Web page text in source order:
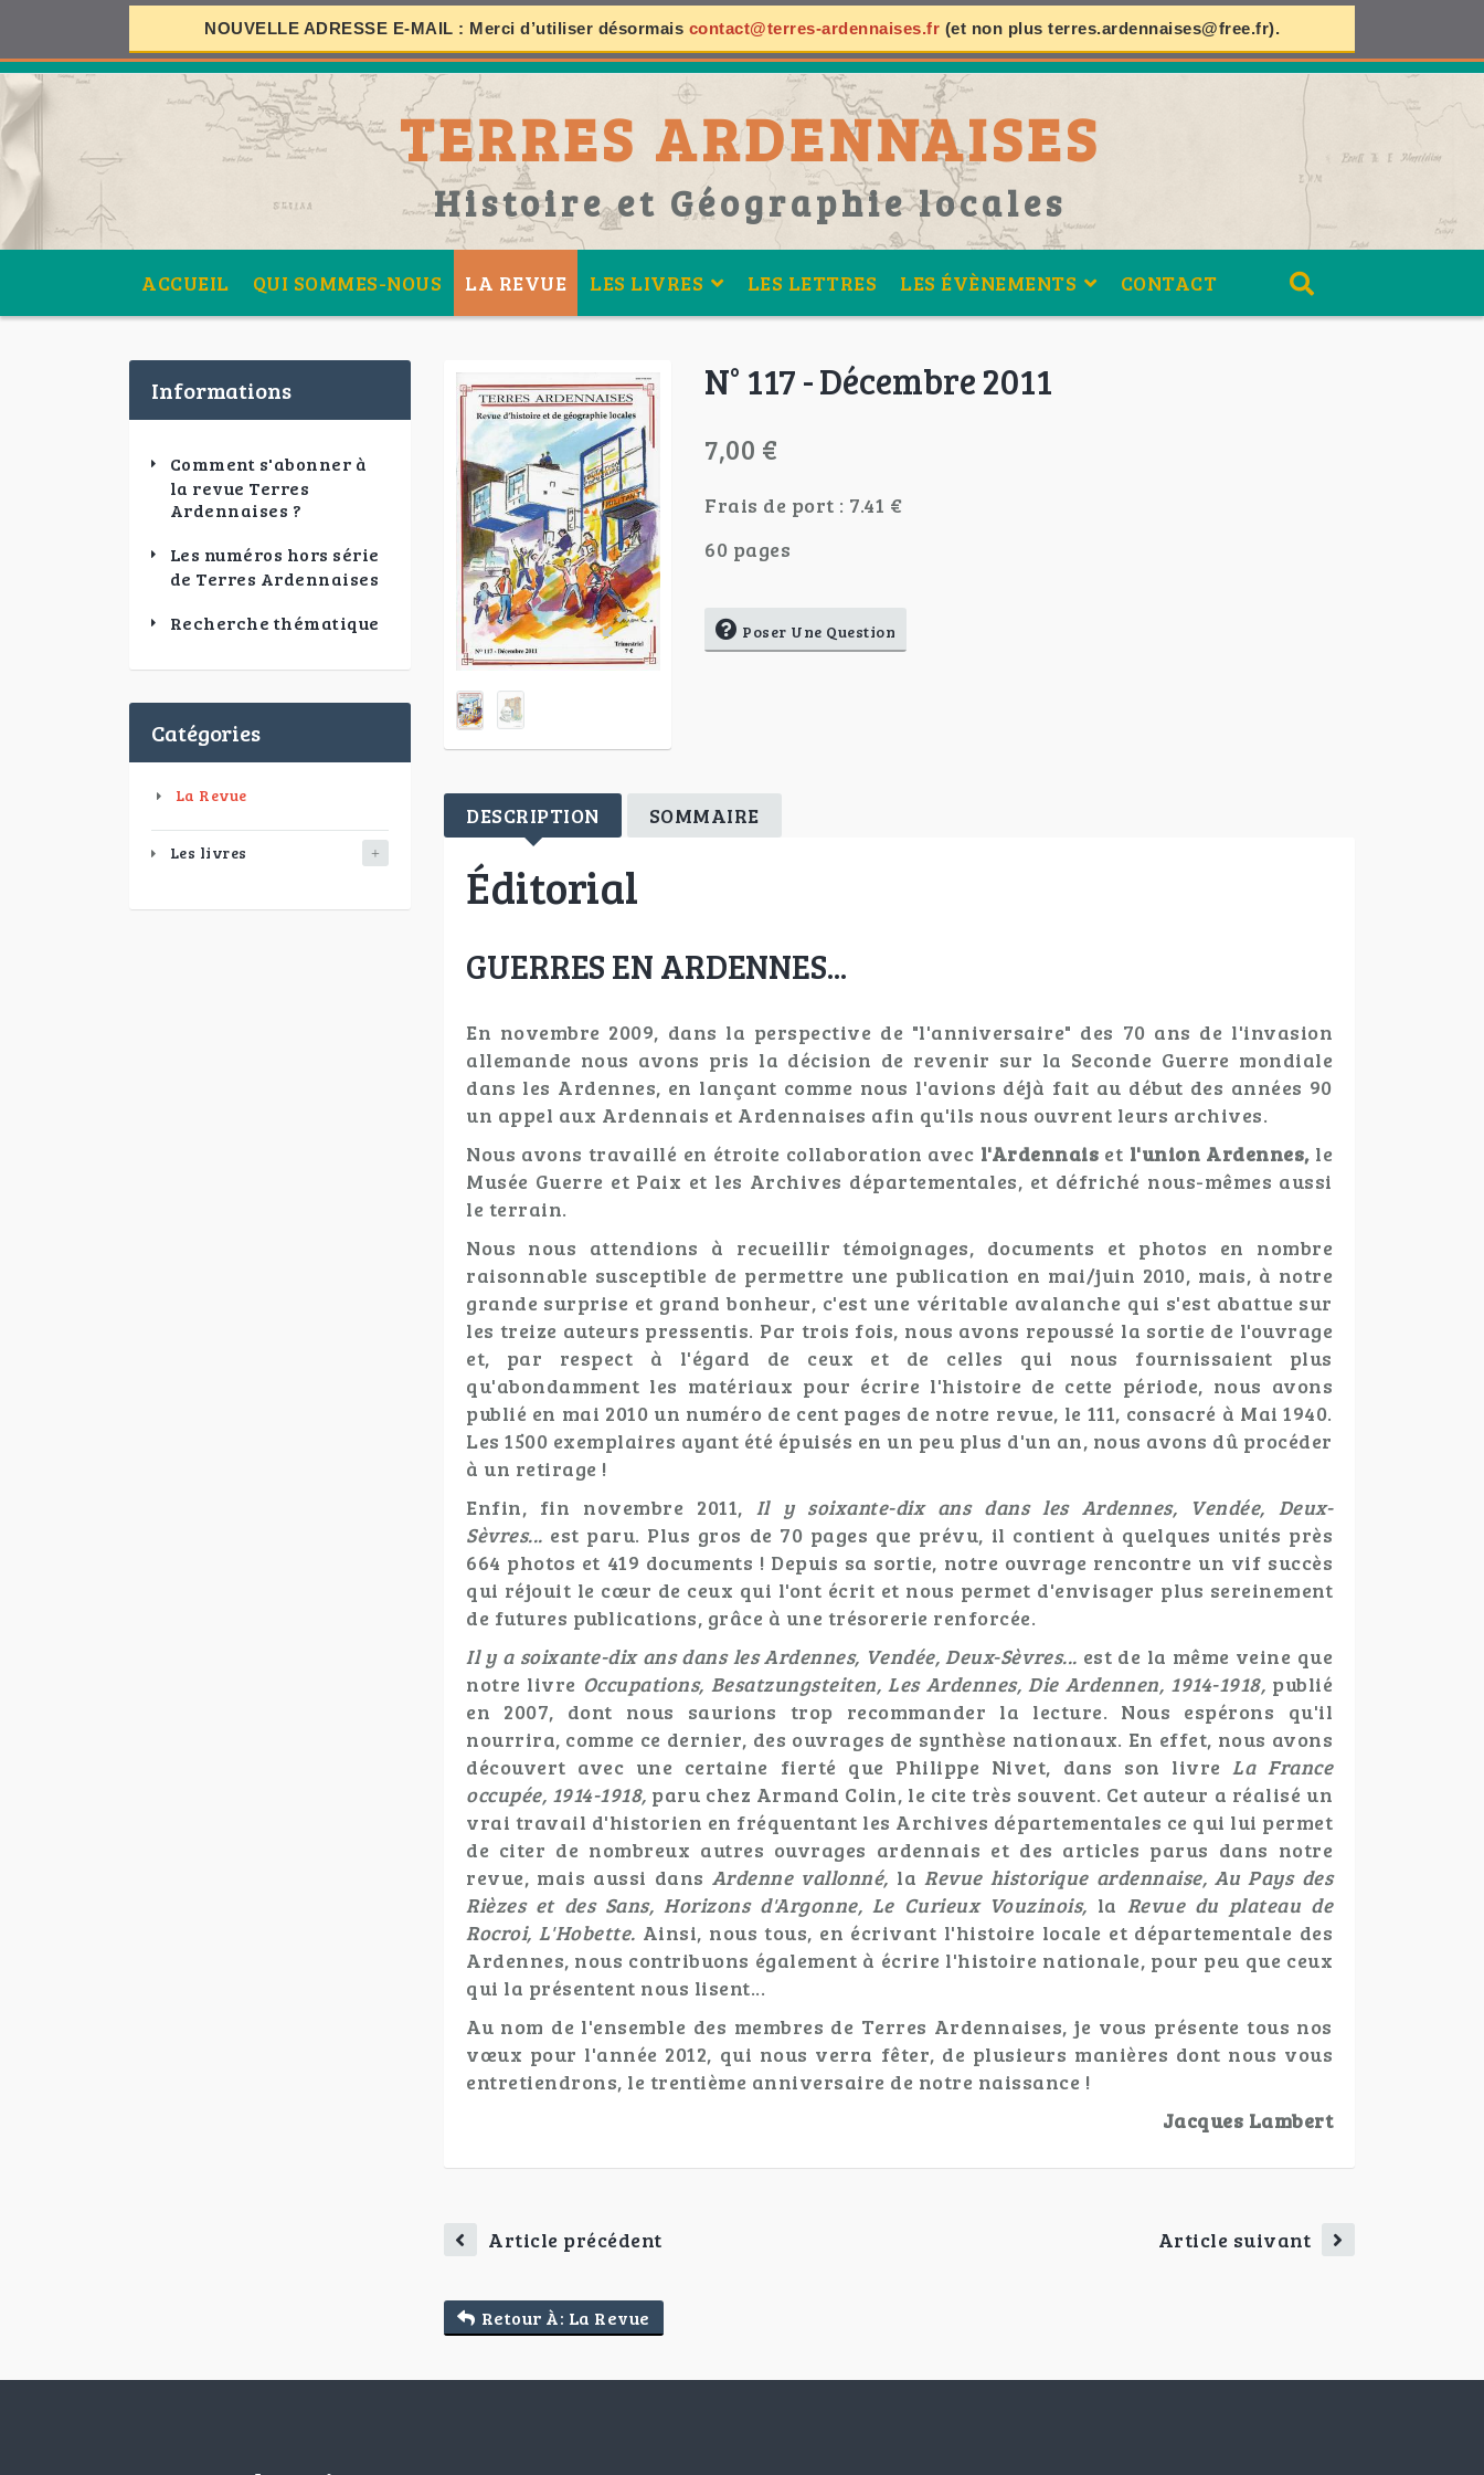
NOUVELLE ADRESSE E-MAIL : Merci d’utiliser désormais contact@terres-ardennaises.fr (et non plus terres.ardennaises@free.fr).
TERRES ARDENNAISES
Histoire et Géographie locales
ACCUEIL QUI SOMMES-NOUS LA REVUE LES LIVRES LES LETTRES LES ÉVÈNEMENTS CONTACT
Informations
Comment s'abonner à
la revue Terres
Ardennaises ?
Les numéros hors série
de Terres Ardennaises
Recherche thématique
Catégories
La Revue
Les livres
N° 117 - Décembre 2011
7,00 €
Frais de port : 7.41 €
60 pages
Poser Une Question
DESCRIPTION SOMMAIRE
Éditorial
GUERRES EN ARDENNES...
En novembre 2009, dans la perspective de "l'anniversaire" des 70 ans de l'invasion
allemande nous avons pris la décision de revenir sur la Seconde Guerre mondiale
dans les Ardennes, en lançant comme nous l'avions déjà fait au début des années 90
un appel aux Ardennais et Ardennaises afin qu'ils nous ouvrent leurs archives.
Nous avons travaillé en étroite collaboration avec l'Ardennais et l'union Ardennes, le
Musée Guerre et Paix et les Archives départementales, et défriché nous-mêmes aussi
le terrain.
Nous nous attendions à recueillir témoignages, documents et photos en nombre
raisonnable susceptible de permettre une publication en mai/juin 2010, mais, à notre
grande surprise et grand bonheur, c'est une véritable avalanche qui s'est abattue sur
les treize auteurs pressentis. Par trois fois, nous avons repoussé la sortie de l'ouvrage
et, par respect à l'égard de ceux et de celles qui nous fournissaient plus
qu'abondamment les matériaux pour écrire l'histoire de cette période, nous avons
publié en mai 2010 un numéro de cent pages de notre revue, le 111, consacré à Mai 1940.
Les 1500 exemplaires ayant été épuisés en un peu plus d'un an, nous avons dû procéder
à un retirage !
Enfin, fin novembre 2011, Il y soixante-dix ans dans les Ardennes, Vendée, Deux-
Sèvres... est paru. Plus gros de 70 pages que prévu, il contient à quelques unités près
664 photos et 419 documents ! Depuis sa sortie, notre ouvrage rencontre un vif succès
qui réjouit le cœur de ceux qui l'ont écrit et nous permet d'envisager plus sereinement
de futures publications, grâce à une trésorerie renforcée.
Il y a soixante-dix ans dans les Ardennes, Vendée, Deux-Sèvres... est de la même veine que
notre livre Occupations, Besatzungsteiten, Les Ardennes, Die Ardennen, 1914-1918, publié
en 2007, dont nous saurions trop recommander la lecture. Nous espérons qu'il
nourrira, comme ce dernier, des ouvrages de synthèse nationaux. En effet, nous avons
découvert avec une certaine fierté que Philippe Nivet, dans son livre La France
occupée, 1914-1918, paru chez Armand Colin, le cite très souvent. Cet auteur a réalisé un
vrai travail d'historien en fréquentant les Archives départementales ce qui lui permet
de citer de nombreux autres ouvrages ardennais et des articles parus dans notre
revue, mais aussi dans Ardenne vallonné, la Revue historique ardennaise, Au Pays des
Rièzes et des Sans, Horizons d'Argonne, Le Curieux Vouzinois, la Revue du plateau de
Rocroi, L'Hobette. Ainsi, nous tous, en écrivant l'histoire locale et départementale des
Ardennes, nous contribuons également à écrire l'histoire nationale, pour peu que ceux
qui la présentent nous lisent...
Au nom de l'ensemble des membres de Terres Ardennaises, je vous présente tous nos
vœux pour l'année 2012, qui nous verra fêter, de plusieurs manières dont nous vous
entretiendrons, le trentième anniversaire de notre naissance !
Jacques Lambert
Article précédent Article suivant
Retour À: La Revue